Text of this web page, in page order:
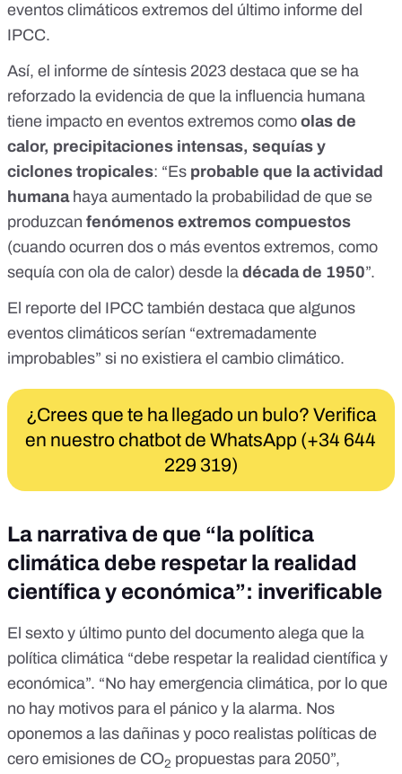
eventos climáticos extremos del último informe del
IPCC.
Así, el informe de síntesis 2023 destaca que se ha
reforzado la evidencia de que la influencia humana
tiene impacto en eventos extremos como olas de
calor, precipitaciones intensas, sequías y
ciclones tropicales: “Es probable que la actividad
humanahaya aumentado la probabilidad de que se
produzcan fenómenos extremos compuestos
(cuando ocurren dos o más eventos extremos, como
sequía con ola de calor) desde la década de 1950”.
El reporte del IPCC también destaca que algunos
eventos climáticos serían “extremadamente
improbables” si no existiera el cambio climático.
¿Crees que te ha llegado un bulo? Verifica
en nuestro chatbot de WhatsApp (+34 644
229 319)
La narrativa de que “la política
climática debe respetar la realidad
científica y económica”: inverificable
El sexto y último punto del documento alega que la
política climática “debe respetar la realidad científica y
económica”. “No hay emergencia climática, por lo que
no hay motivos para el pánico y la alarma. Nos
oponemos a las dañinas y poco realistas políticas de
cero emisiones de CO2 propuestas para 2050”,